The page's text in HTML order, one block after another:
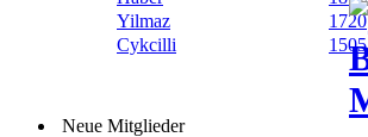
Yilmaz
1720
Cykcilli
1505
Neue Mitglieder